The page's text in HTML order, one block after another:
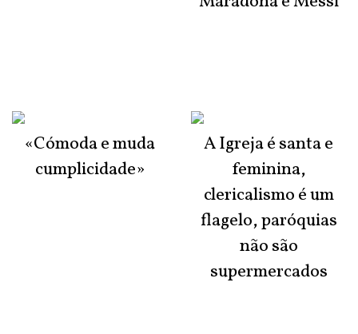
«Cómoda e muda
cumplicidade»
A Igreja é santa e
feminina,
clericalismo é um
flagelo, paróquias
não são
supermercados